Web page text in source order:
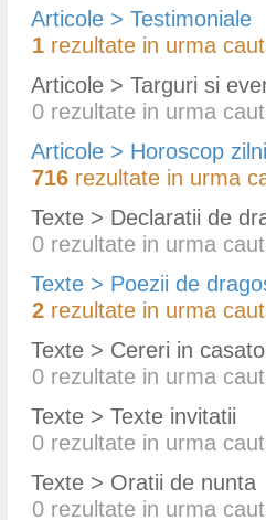
Articole > Testimoniale
1 rezultate in urma
Articole > Targuri si
0 rezultate in urma
Articole > Horoscop
716 rezultate in urma
Texte > Declaratii de
0 rezultate in urma
Texte > Poezii de
2 rezultate in urma
Texte > Cereri in
0 rezultate in urma
Texte > Texte invitatii
0 rezultate in urma
Texte > Oratii de nunta
0 rezultate in urma